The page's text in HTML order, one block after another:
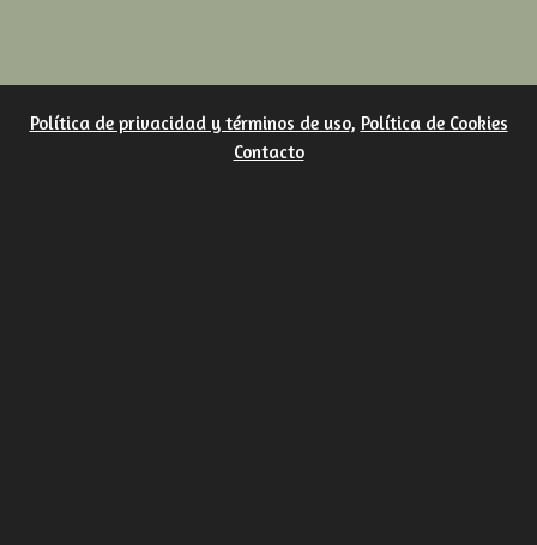
Política de privacidad y términos de uso, Política de Cookies
Contacto